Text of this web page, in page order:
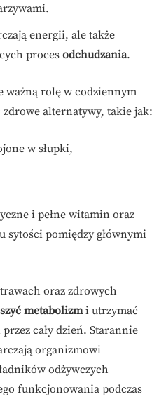
energii, ale także
proces odchudzania.
ważną rolę w codziennym
alternatywy, takie jak:
w słupki,
i pełne witamin oraz
sytości pomiędzy głównymi
oraz zdrowych
metabolizmi utrzymać
cały dzień. Starannie
organizmowi
odżywczych
funkcjonowania podczas